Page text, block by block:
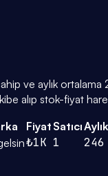
ve aylık
alıp stok-fiyat
Fiyat Satıcı
₺1K 1
246